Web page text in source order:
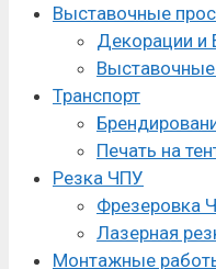
Выставочные
Декорации и
Транспорт
Печать на
Резка ЧПУ
Фрезеровка
Лазерная
Монтажные